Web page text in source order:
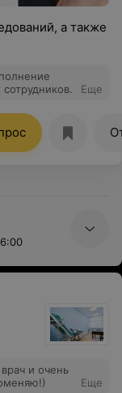
а также
Еще
и очень
Еще